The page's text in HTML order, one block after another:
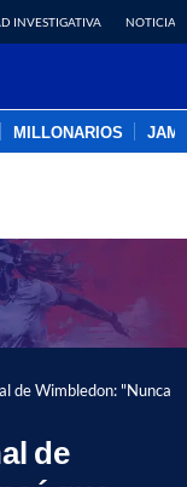
INVESTIGATIVA NOTICIAS
MILLONARIOS
de Wimbledon: "Nunca
de